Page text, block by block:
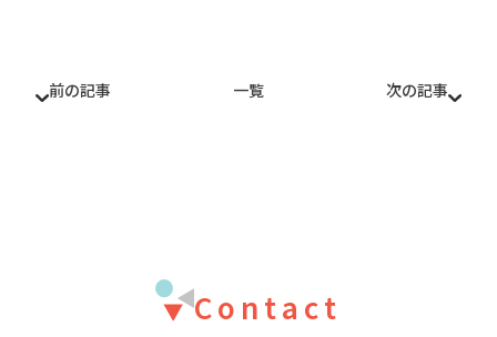
前の記事 一覧 次の記事
Contact